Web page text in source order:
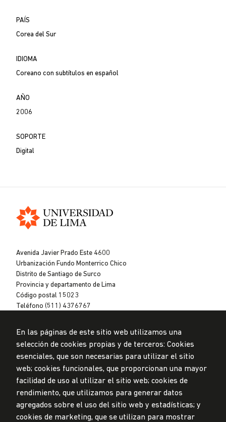
PAÍS
Corea del Sur
IDIOMA
Coreano con subtítulos en español
AÑO
2006
SOPORTE
Digital
de
Lima
Avenida Javier Prado Este 4600
Urbanización Fundo Monterrico Chico
Distrito de Santiago de Surco
Provincia y departamento de Lima
Código postal 15023
Teléfono (511) 4376767
Privacidad de datos personales
Mesa de partes
© Universidad de Lima, 2024
Todos los derechos reservados
En las páginas de este sitio web utilizamos una
selección de cookies propias y de terceros: Cookies
esenciales, que son necesarias para utilizar el sitio
web; cookies funcionales, que proporcionan una mayor
facilidad de uso al utilizar el sitio web; cookies de
rendimiento, que utilizamos para generar datos
agregados sobre el uso del sitio web y estadísticas; y
cookies de marketing, que se utilizan para mostrar